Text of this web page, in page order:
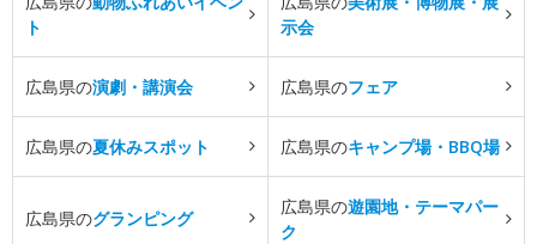
ト
示会
広島県の演劇・講演会 広島県のフェア
広島県の夏休みスポット 広島県のキャンプ場・BBQ場
広島県のグランピング
広島県の遊園地・テーマパー
ク